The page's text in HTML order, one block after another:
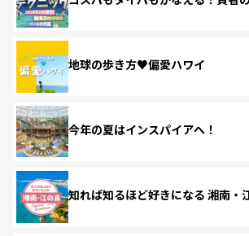
地球の歩き方♥偏愛ハワイ
今年の夏はインスパイアへ！
知れば知るほど好きになる 湘南・